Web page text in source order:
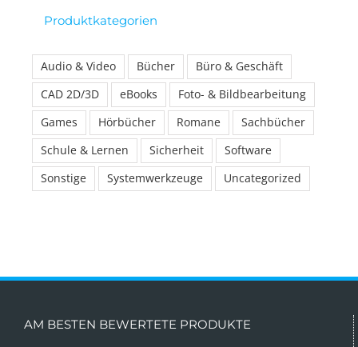
Produktkategorien
Audio & Video Bücher
Büro & Geschäft
CAD 2D/3D
eBooks
Foto- & Bildbearbeitung
Games
Hörbücher Romane
Sachbücher
Schule & Lernen
Sicherheit
Software
Sonstige
Systemwerkzeuge Uncategorized
AM BESTEN BEWERTETE PRODUKTE